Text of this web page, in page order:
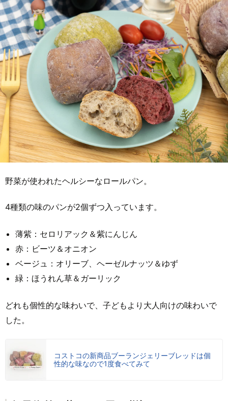
野菜が使われたヘルシーなロールパン。
4種類の味のパンが2個ずつ入っています。
薄紫：セロリアック＆紫にんじん
赤：ビーツ＆オニオン
ベージュ：オリーブ、ヘーゼルナッツ＆ゆず
緑：ほうれん草＆ガーリック
どれも個性的な味わいで、子どもより大人向けの味わいで
した。
コストコの新商品ブーランジェリーブレッドは個
性的な味なので1度食べてみて